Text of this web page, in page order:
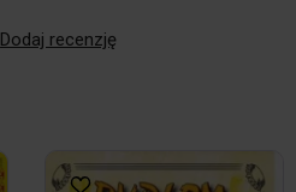
Dodaj recenzję